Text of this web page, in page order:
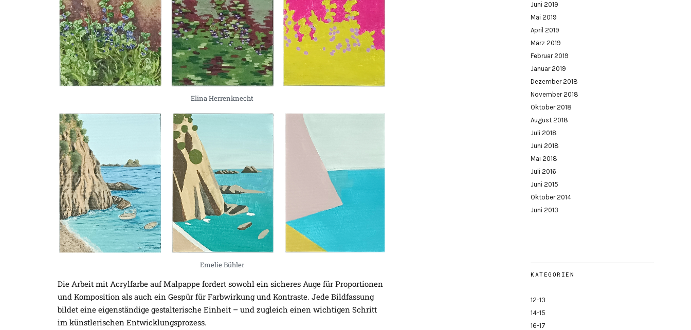
Elina Herrenknecht
Emelie Bühler
Die Arbeit mit Acrylfarbe auf Malpappe fordert sowohl ein sicheres Auge für Proportionen
und Komposition als auch ein Gespür für Farbwirkung und Kontraste. Jede Bildfassung
bildet eine eigenständige gestalterische Einheit – und zugleich einen wichtigen Schritt
im künstlerischen Entwicklungsprozess.
Juni 2019
Mai 2019
April 2019
März 2019
Februar 2019
Januar 2019
Dezember 2018
November 2018
Oktober 2018
August 2018
Juli 2018
Juni 2018
Mai 2018
Juli 2016
Juni 2015
Oktober 2014
Juni 2013
KATEGORIEN
12-13
14-15
16-17